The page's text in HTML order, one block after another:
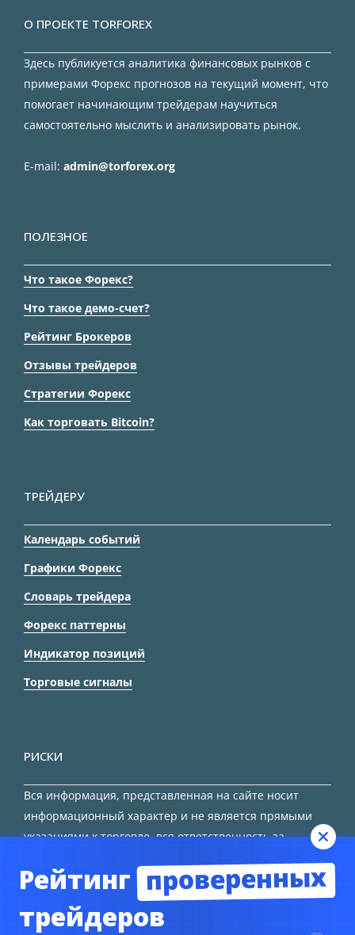
О ПРОЕКТЕ TORFOREX
Здесь публикуется аналитика финансовых рынков с
примерами Форекс прогнозов на текущий момент, что
помогает начинающим трейдерам научиться
самостоятельно мыслить и анализировать рынок.
E-mail: admin@torforex.org
ПОЛЕЗНОЕ
Что такое Форекс?
Что такое демо-счет?
Рейтинг Брокеров
Отзывы трейдеров
Стратегии Форекс
Как торговать Bitcoin?
ТРЕЙДЕРУ
Календарь событий
Графики Форекс
Словарь трейдера
Форекс паттерны
Индикатор позиций
Торговые сигналы
РИСКИ
Вся информация, представленная на сайте носит
информационный характер и не является прямыми
указаниями к торговле, вся ответственность за
Рейтинг проверенных
трейдеров